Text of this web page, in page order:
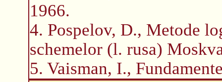
1966.
4. Pospelov, D., Metode
schemelor (l. rusa)
5. Vaisman, I.,